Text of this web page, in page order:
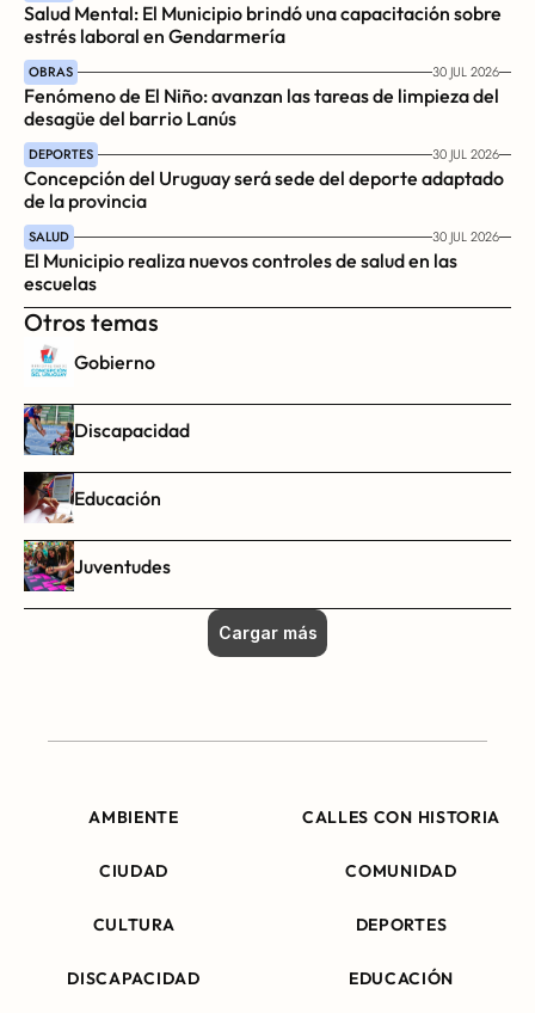
Salud Mental: El Municipio brindó una capacitación sobre
estrés laboral en Gendarmería
OBRAS 30 JUL 2026
Fenómeno de El Niño: avanzan las tareas de limpieza del
desagüe del barrio Lanús
DEPORTES 30 JUL 2026
Concepción del Uruguay será sede del deporte adaptado
de la provincia
SALUD 30 JUL 2026
El Municipio realiza nuevos controles de salud en las
escuelas
Otros temas
Gobierno
Discapacidad
Educación
Juventudes
Cargar más
AMBIENTE CALLES CON HISTORIA
CIUDAD COMUNIDAD
CULTURA DEPORTES
DISCAPACIDAD EDUCACIÓN